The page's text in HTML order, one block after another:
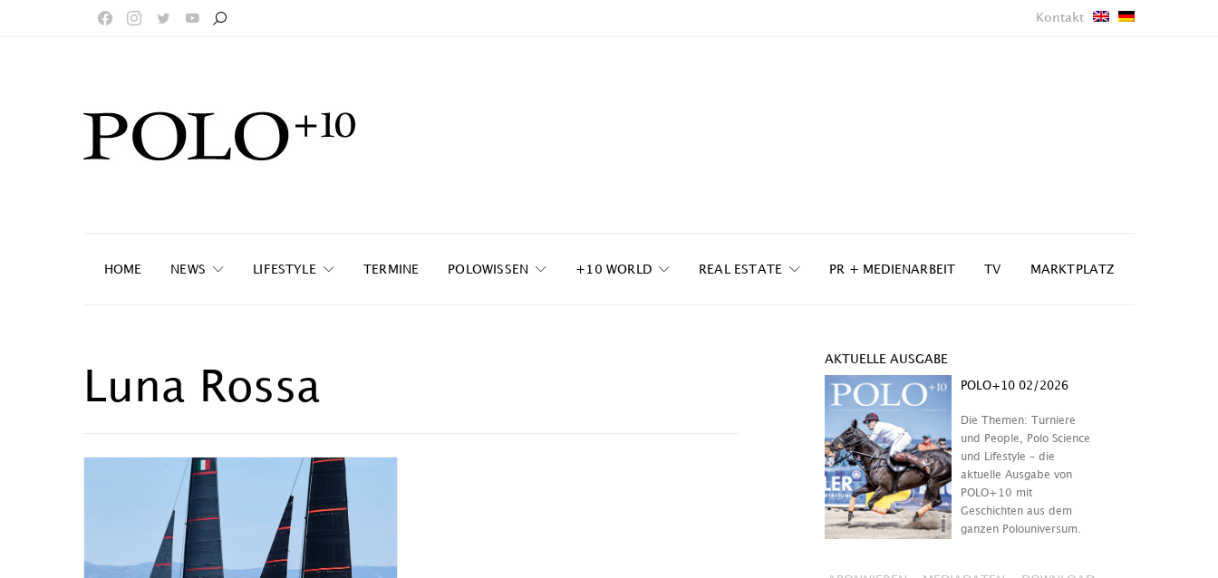
Kontakt
HOME NEWS LIFESTYLE TERMINE POLOWISSEN +10 WORLD REAL ESTATE PR + MEDIENARBEIT TV MARKTPLATZ
Luna Rossa
AKTUELLE AUSGABE
POLO+10 02/2026
Die Themen: Turniere
und People, Polo Science
und Lifestyle – die
aktuelle Ausgabe von
POLO+10 mit
Geschichten aus dem
ganzen Polouniversum.